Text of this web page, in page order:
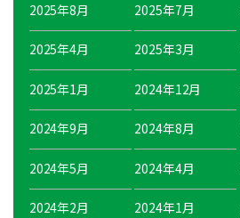
2025年8月 2025年7月
2025年4月 2025年3月
2025年1月 2024年12月
2024年9月 2024年8月
2024年5月 2024年4月
2024年2月 2024年1月